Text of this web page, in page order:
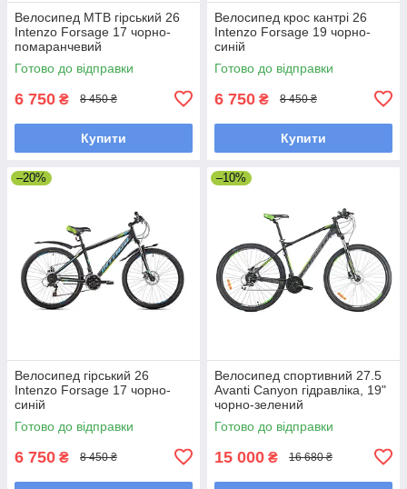
Велосипед MTB гірський 26
Intenzo Forsage 17 чорно-
помаранчевий
Готово до відправки
6 750 ₴ 8 450 ₴
Купити
Велосипед крос кантрі 26
Intenzo Forsage 19 чорно-
синій
Готово до відправки
6 750 ₴ 8 450 ₴
Купити
–20%
Велосипед гірський 26
Intenzo Forsage 17 чорно-
синій
Готово до відправки
6 750 ₴ 8 450 ₴
–10%
Велосипед спортивний 27.5
Avanti Canyon гідравліка, 19"
чорно-зелений
Готово до відправки
15 000 ₴ 16 680 ₴